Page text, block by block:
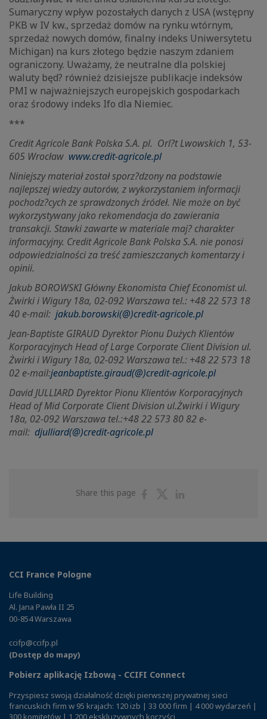
Sumaryczny wpływ pozostałych danych z USA (wstępny
PKB w IV kw., sprzedaż domów na rynku wtórnym,
sprzedaż nowych domów, finalny indeks Uniwersytetu
Michigan) na kurs złotego będzie naszym zdaniem
ograniczony. Uważamy, że neutralne dla polskiej
waluty będ? również dzisiejsze publikacje indeksów
PMI w najważniejszych europejskich gospodarkach
oraz środowy indeks Ifo dla Niemiec.
***
Credit Agricole Bank Polska S.A. pl. Orl?t Lwowskich 1, 53-
605 Wrocław www.credit-agricole.pl
Niniejszy materiał został sporz?dzony na podstawie
najlepszej wiedzy autorów, z wykorzystaniem informacji
pochodz?cych ze sprawdzonych źródeł. Nie może on być
wykorzystywany jako rekomendacja do zawierania
transakcji. Stawki zawarte w materiale maj? charakter
informacyjny. Credit Agricole Bank Polska S.A. nie ponosi
odpowiedzialności za treść zamieszczanych komentarzy i
opinii.
Jakub BOROWSKI Główny Ekonomista Chief Economist ul.
Żwirki i Wigury 18a, 02-092 Warszawa tel.: +48 22 573 18
40 e-mail: jakub.borowski(@)credit-agricole.pl
Jean-Baptiste GIRAUD Dyrektor Pionu Dużych Klientów
Korporacyjnych Head of Large Corporate Client Division ul.
Żwirki i Wigury 18a, 02-092 Warszawa tel.: +48 22 573 18
02 e-mail:jeanbaptiste.giraud(@)credit-agricole.pl
David JULLIARD Dyrektor Pionu Klientów Korporacyjnych
Head of Mid Corporate Client Division ul.Żwirki i Wigury
18a, 02-092 Warszawa tel.:+48 22 573 80 82 e-
mail: djulliard(@)credit-agricole.pl
Share this page
ShareShare
CCI France Pologne
Life Building
Al. Jana Pawła II 25
00-854 Warszawa
ccifp@ccifp.pl
(Dostęp do mapy)
Pobierz aplikację Izbową - CCIFI Connect
Przyspiesz swoją działalność dzięki pierwszej prywatnej sieci
francuskich firm w 95 krajach: 120 izb | 33 000 firm | 4 000 wydarzeń |
300 komitetów | 1 200 ekskluzywnych korzyści